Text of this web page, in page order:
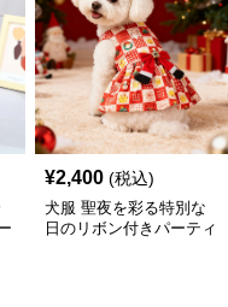
¥2,400 (税込)
犬服 聖夜を彩る特別な
日のリボン付きパーティ